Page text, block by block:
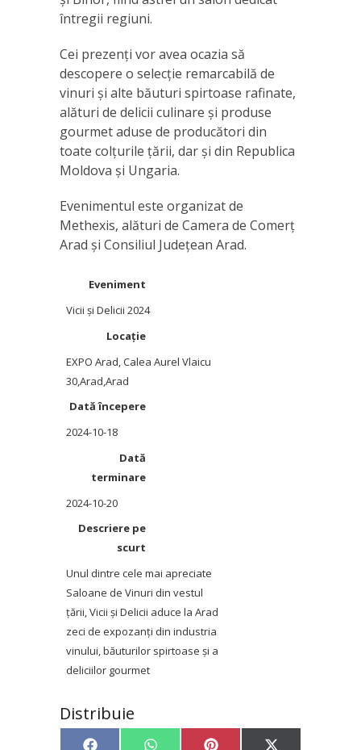
întregii regiuni.
Cei prezenți vor avea ocazia să
descopere o selecție remarcabilă de
vinuri și alte băuturi spirtoase rafinate,
alături de delicii culinare și produse
gourmet aduse de producători din
toate colțurile țării, dar și din Republica
Moldova și Ungaria.
Evenimentul este organizat de
Methexis, alături de Camera de Comerț
Arad și Consiliul Județean Arad.
Eveniment
Vicii și Delicii 2024
Locație
EXPO Arad Calea Aurel Vlaicu
30,Arad Arad
Dată începere
2024-10-18
Dată
terminare
2024-10-20
Descriere pe
scurt
Unul dintre cele mai apreciate
Saloane de Vinuri din vestul
țării, Vicii și Delicii aduce la Arad
zeci de expozanți din industria
vinului, băuturilor spirtoase și a
deliciilor gourmet
Distribuie